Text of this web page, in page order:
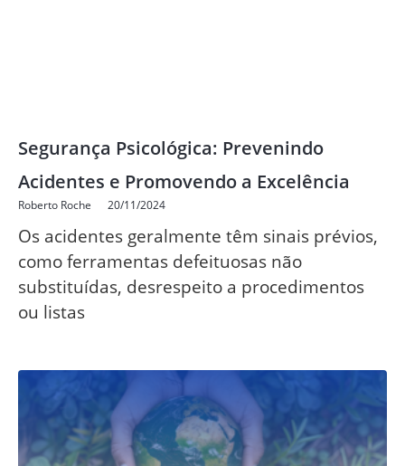
Segurança Psicológica: Prevenindo
Acidentes e Promovendo a Excelência
Roberto Roche 20/11/2024
Os acidentes geralmente têm sinais prévios,
como ferramentas defeituosas não
substituídas, desrespeito a procedimentos
ou listas